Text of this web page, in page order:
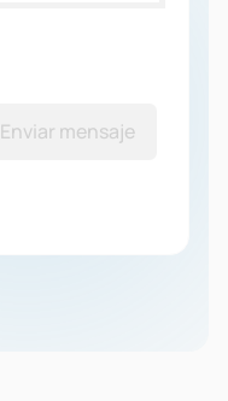
Enviar mensaje